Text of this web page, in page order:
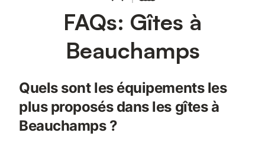
FAQs: Gîtes à
Beauchamps
Quels sont les équipements les
plus proposés dans les gîtes à
Beauchamps ?